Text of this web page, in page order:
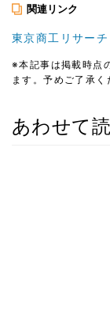
関連リンク
東京商工リサーチ
※本記事は掲載時点
ます。予めご了承く
あわせて